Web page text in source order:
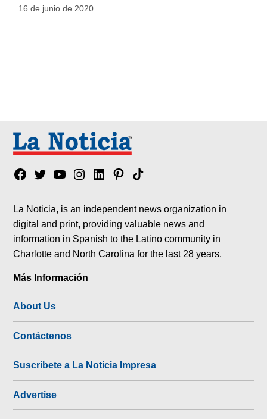
16 de junio de 2020
Facebook
TwitterYouTubeInstagram
LinkedinPinterest
Tik
La Noticia, is an independent news organization in
digital and print, providing valuable news and
information in Spanish to the Latino community in
Charlotte and North Carolina for the last 28 years.
Más Información
About Us
Contáctenos
Suscríbete a La Noticia Impresa
Advertise